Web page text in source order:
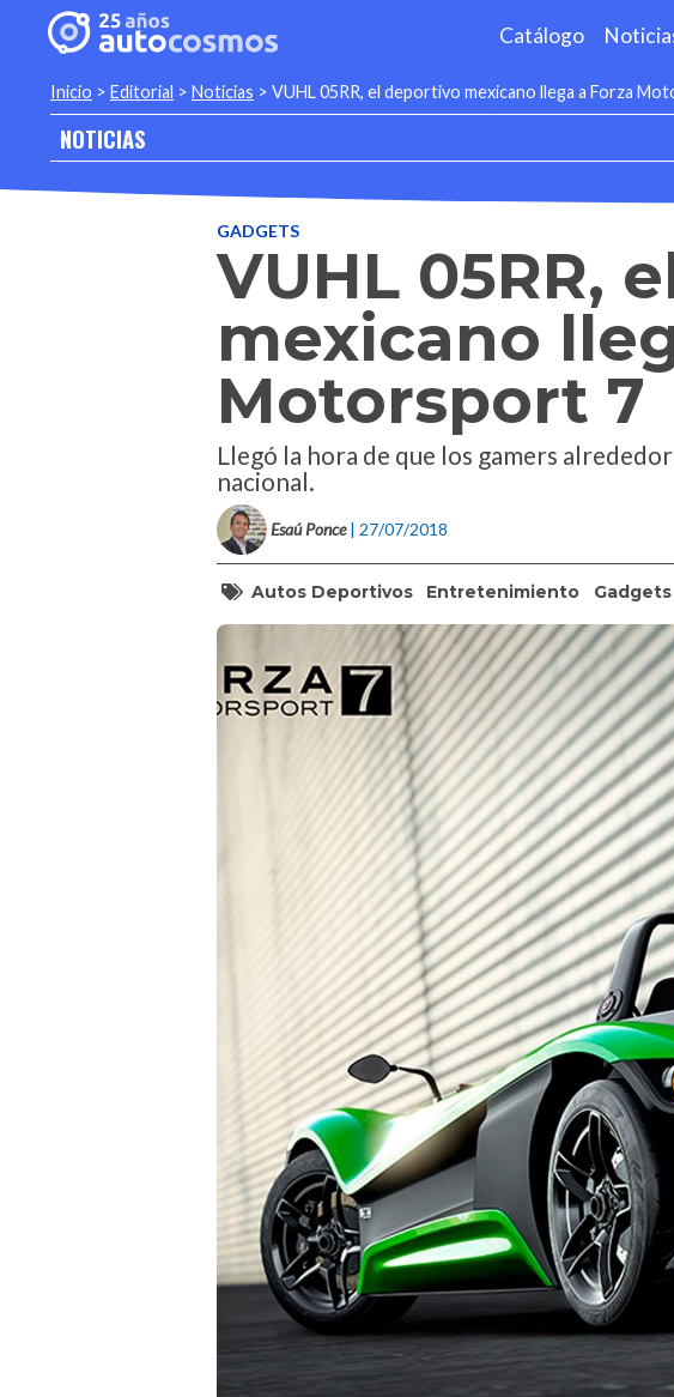
Catálogo
Inicio > Editorial > Noticias > VUHL 05RR, el deportivo mexicano llega a Forza
NOTICIAS
GADGETS
VUHL 05RR,
mexicano
Motorsport 7
Llegó la hora de que los gamers
nacional.
Esaú Ponce | 27/07/2018
Autos Deportivos Entretenimiento Gadgets